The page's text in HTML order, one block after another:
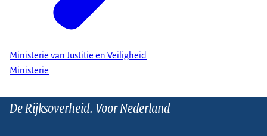
Ministerie van Justitie en Veiligheid
Ministerie
De Rijksoverheid. Voor Nederland